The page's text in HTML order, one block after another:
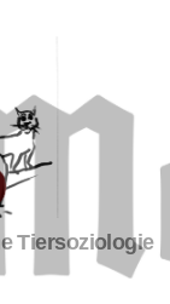
Tiersoziologie